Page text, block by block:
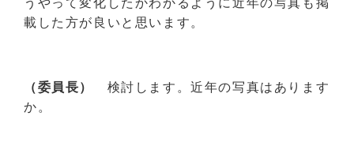
うやって変化したかわかるように近年の写真も掲
載した方が良いと思います。
（委員長） 検討します。近年の写真はあります
か。